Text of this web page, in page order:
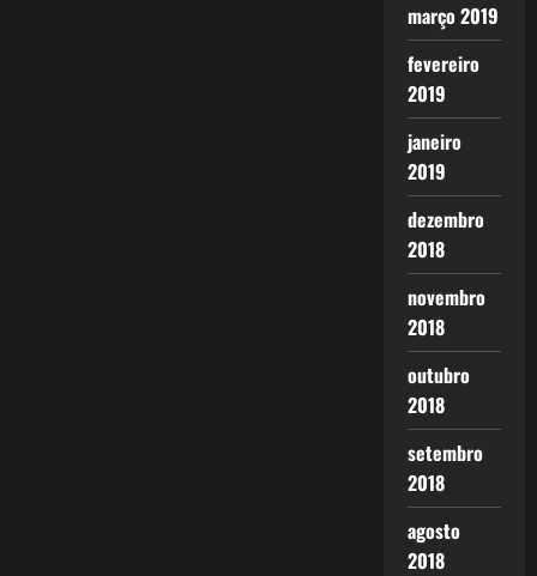
março 2019
fevereiro
2019
janeiro
2019
dezembro
2018
novembro
2018
outubro
2018
setembro
2018
agosto
2018